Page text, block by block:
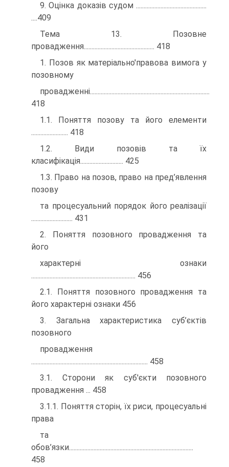
9. Оцінка доказів судом ..............................................
....409
Тема 13. Позовне
провадження.............................................. 418
1. Позов як матеріально'правова вимога у
позовному
провадженні..............................................................................
418
1.1. Поняття позову та його елементи
........................ 418
1.2. Види позовів та їх
класифікація............................ 425
1.3. Право на позов, право на пред’явлення
позову
та процесуальний порядок його реалізації
........................... 431
2. Поняття позовного провадження та
його
характерні ознаки
.................................................................... 456
2.1. Поняття позовного провадження та
його характерні ознаки 456
3. Загальна характеристика суб’єктів
позовного
провадження
............................................................................ 458
3.1. Сторони як суб'єкти позовного
провадження ... 458
3.1.1. Поняття сторін, їх риси, процесуальні
права
та
обов’язки.................................................................................
458